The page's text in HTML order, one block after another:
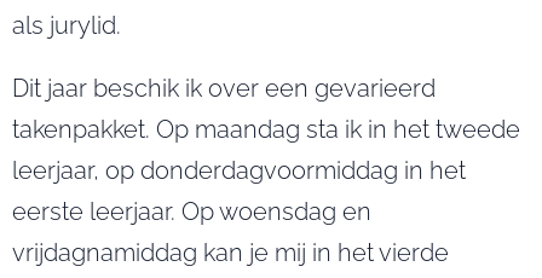
als jurylid.
Dit jaar beschik ik over een gevarieerd
takenpakket. Op maandag sta ik in het tweede
leerjaar, op donderdagvoormiddag in het
eerste leerjaar. Op woensdag en
vrijdagnamiddag kan je mij in het vierde